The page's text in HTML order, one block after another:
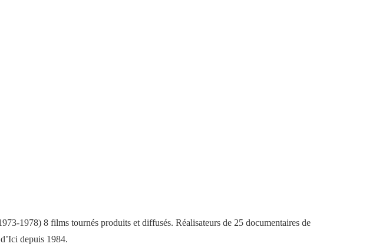
1978) 8 films tournés produits et diffusés. Réalisateurs de 25 documentaires de
depuis 1984.